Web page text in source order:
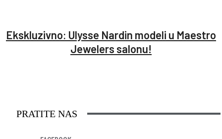
Ekskluzivno: Ulysse Nardin modeli u Maestro
Jewelers salonu!
PRATITE NAS